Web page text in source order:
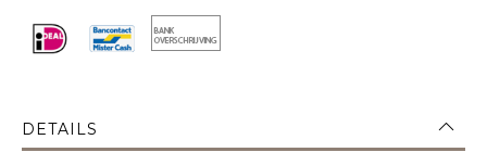
DETAILS